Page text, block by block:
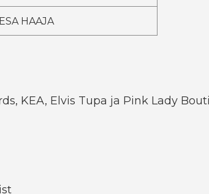
HAAJA
KEA, Elvis Tupa ja Pink Lady